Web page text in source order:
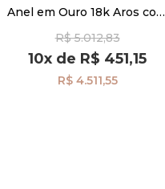
Anel em Ouro 18k Aros com
R$ 5.012,83
10x de R$ 451,15
R$ 4.511,55